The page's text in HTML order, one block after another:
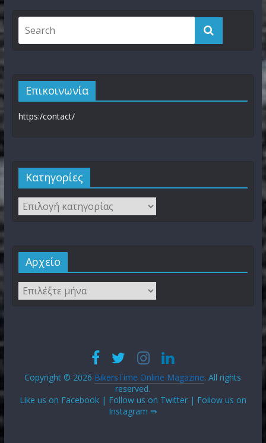
Επικοινωνία
https:/contact/
Kατηγορίες
Αρχείο
Copyright © 2026 BikersTime Online Magazine. All rights
reserved.
Like us on Facebook | Follow us on Twitter | Follow us on
Instagram ⇛